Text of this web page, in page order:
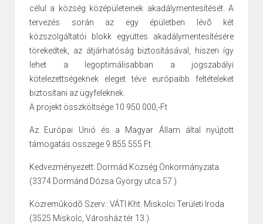
célul a község középületeinek akadálymentesítését. A
tervezés során az egy épületben lévõ két
közszolgáltatói blokk együttes akadálymentesítésére
törekedtek, az átjárhatóság biztosításával, hiszen így
lehet a legoptimálisabban a jogszabályi
kötelezettségeknek eleget téve európaibb feltételeket
biztosítani az ügyfeleknek.
A projekt összköltsége 10 950 000,-Ft
Az Európai Unió és a Magyar Állam által nyújtott
támogatás összege 9.855.555 Ft.
Kedvezményezett: Dormád Község Önkormányzata
(3374 Dormánd Dózsa György utca 57.)
Közremûködõ Szerv.: VÁTI Kht. Miskolci Területi Iroda
(3525 Miskolc, Városház tér 13.)